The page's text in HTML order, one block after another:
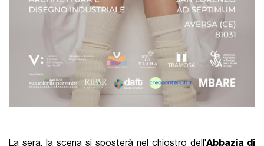
La sera, la scena si sposterà nel chiostro dell'Abbazia di